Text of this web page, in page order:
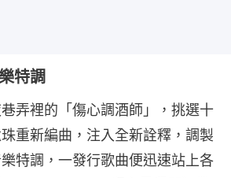
特調
弄裡的「傷心調酒師」，挑選十
重新編曲，注入全新詮釋，調製
特調，一發行歌曲便迅速站上各